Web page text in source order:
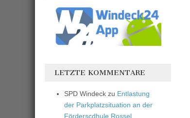
LETZTE KOMMENTARE
SPD Windeck zu Entlastung
der Parkplatzsituation an der
Förderscdhule Rossel